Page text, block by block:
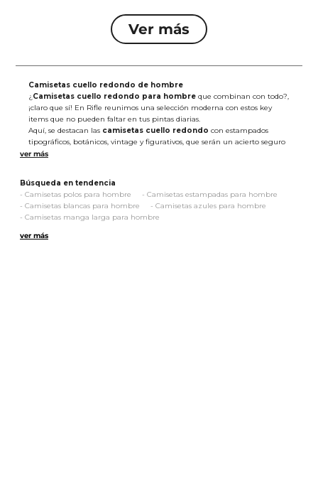
Camisetas cuello redondo de hombre
¿ Camisetas cuello redondo para hombre que combinan con todo?,
¡claro que sí! En Rifle reunimos una selección moderna con estos key
items que no pueden faltar en tus pintas diarias.
Aquí, se destacan las camisetas cuello redondo con estampados
tipográficos, botánicos, vintage y figurativos, que serán un acierto seguro
para darle un toque vanguardista a tus outfits. De igual forma, te
horizontales o verticales.
En cuanto a las siluetas, encuentras cortes slim y regulares que se ajustan
muy bien a tu cuerpo y se adaptan a todos tus movimientos. Además, su
confección es en algodón y poliéster de la más alta calidad, por lo que
estas alternativas te brindarán la suavidad y ligereza que necesitas a
Búsqueda en tendencia
- Camisetas polos para hombre - Camisetas estampadas para hombre
- Camisetas blancas para hombre - Camisetas azules para hombre
- Camisetas manga larga para hombre
-Camisetas negras para hombre
ver más